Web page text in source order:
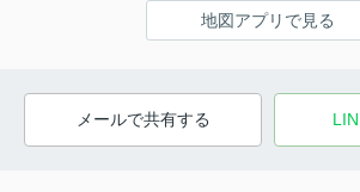
地図アプリで見る
メールで共有する